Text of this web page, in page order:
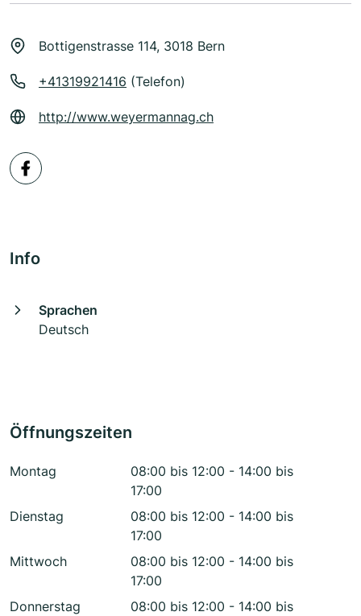
Bottigenstrasse 114, 3018 Bern
+41319921416 (Telefon)
http://www.weyermannag.ch
Info
Sprachen
Deutsch
Öffnungszeiten
Montag
08:00 bis 12:00 - 14:00 bis
17:00
Dienstag
08:00 bis 12:00 - 14:00 bis
17:00
Mittwoch
08:00 bis 12:00 - 14:00 bis
17:00
Donnerstag
08:00 bis 12:00 - 14:00 bis